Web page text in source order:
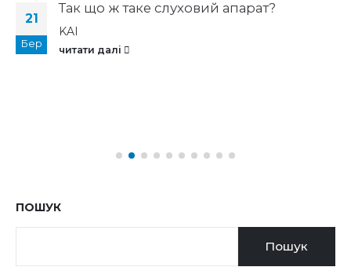
21
Бер
Так що ж таке слуховий апарат?
KAI
читати далі
ПОШУК
Пошук